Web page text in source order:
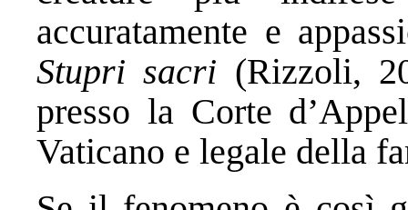
accuratamente e
Stupri sacri (Rizzoli,
presso la Corte
Vaticano e legale della